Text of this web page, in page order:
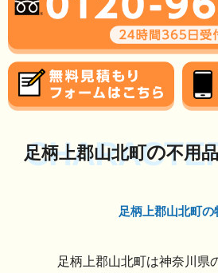
足柄上郡山北町の不用
足柄上郡山北町の
足柄上郡山北町は神奈川県